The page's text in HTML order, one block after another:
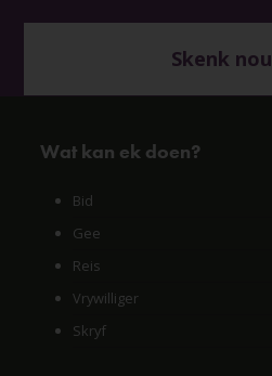
Skenk nou
Wat kan ek doen?
Bid
Gee
Reis
Vrywilliger
Skryf